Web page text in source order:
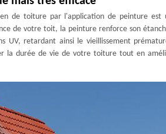
de toiture par l'application de peinture est
de votre toit, la peinture renforce son
UV, retardant ainsi le vieillissement
la durée de vie de votre toiture tout en